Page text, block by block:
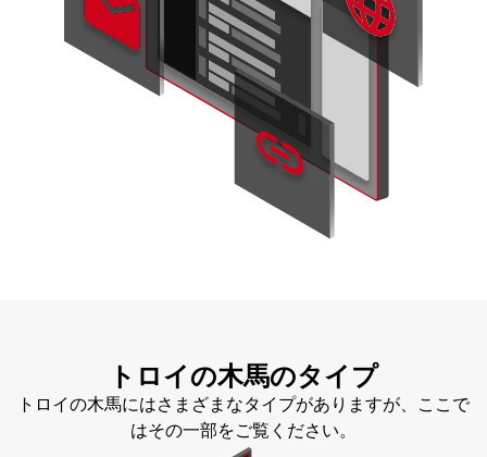
トロイの木馬のタイプ
トロイの木馬にはさまざまなタイプがありますが、ここで
はその一部をご覧ください。